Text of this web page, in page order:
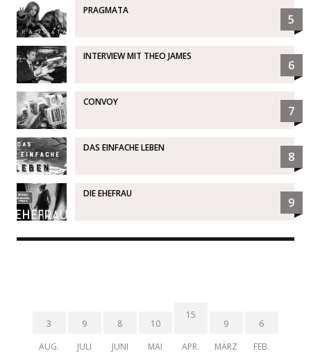
PRAGMATA
5
INTERVIEW MIT THEO JAMES
6
CONVOY
7
DAS EINFACHE LEBEN
8
DIE EHEFRAU
9
3
AUG.
9
JULI
8
JUNI
10
MAI
15
APR.
9
MÄRZ
6
FEB.